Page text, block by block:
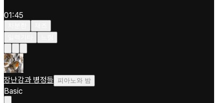
01:45
장난감과 병정들 피아노와 밤
Basic